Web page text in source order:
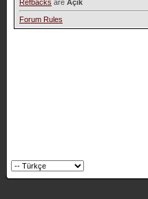
Refbacks are Açık
Forum Rules